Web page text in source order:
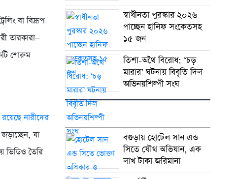
বা বিদ্রূপ
তারকারা—
শোরুম
নারীদের
যা
ভিডিও তৈরি
স্বাধীনতা পুরস্কার ২০২৬
পাচ্ছেন হানিফ সংকেতসহ
১৫ জন
তিশা-অথৈ বিরোধ: ‘চড়
মারার’ ঘটনায় বিবৃতি দিল
অভিনয়শিল্পী সংঘ
বগুড়ায় হোটেল সান এন্ড
সিতে যৌথ অভিযান, এক
লাখ টাকা জরিমানা